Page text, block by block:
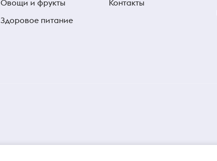
Овощи и фрукты
Здоровое питание
Контакты